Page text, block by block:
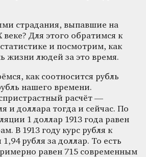
страдания, выпавшие на
Для этого обратимся к
и посмотрим, как
жизни людей за это время.
как соотносится рубль
нашего времени.
расчёт —
и доллара тогда и сейчас. По
1 доллар 1913 года равен
В 1913 году курс рубля к
1,94 рубля за доллар. То есть
равен 715 современным